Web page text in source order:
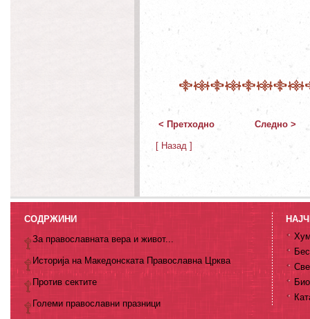
< Претходно Следно >
[ Назад ]
СОДРЖИНИ
За православната вера и живот...
Историја на Македонската Православна Црква
Против сектите
Големи православни празници